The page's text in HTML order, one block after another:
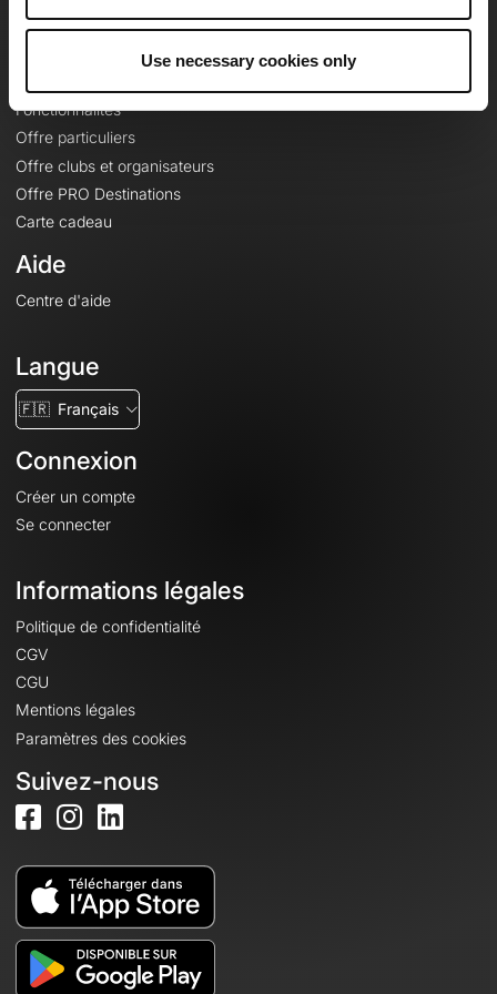
Use necessary cookies only
Fonctionnalités
Offre particuliers
Offre clubs et organisateurs
Offre PRO Destinations
Carte cadeau
Aide
Centre d'aide
Langue
🇫🇷 Français
Connexion
Créer un compte
Se connecter
Informations légales
Politique de confidentialité
CGV
CGU
Mentions légales
Paramètres des cookies
Suivez-nous